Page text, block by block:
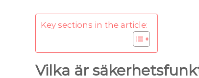
Key sections in the article:
Vilka är